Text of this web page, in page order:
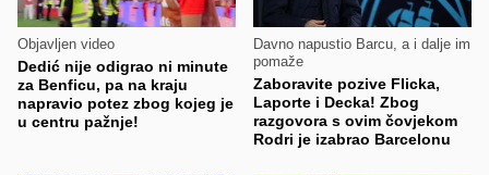
Objavljen video
Dedić nije odigrao ni minute
za Benficu, pa na kraju
napravio potez zbog kojeg je
u centru pažnje!
Davno napustio Barcu, a i dalje im
pomaže
Zaboravite pozive Flicka,
Laporte i Decka! Zbog
razgovora s ovim čovjekom
Rodri je izabrao Barcelonu